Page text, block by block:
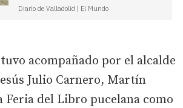
Diario de Valladolid | El Mundo
acompañado por el alcalde
Julio Carnero, Martín
Feria del Libro pucelana como